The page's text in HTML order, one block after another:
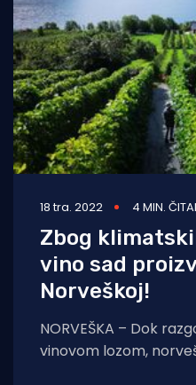
18 tra. 2022 4 MIN.
Zbog
vino sad
Norveškoj!
NORVEŠKA – Dok
vinovom lozom,